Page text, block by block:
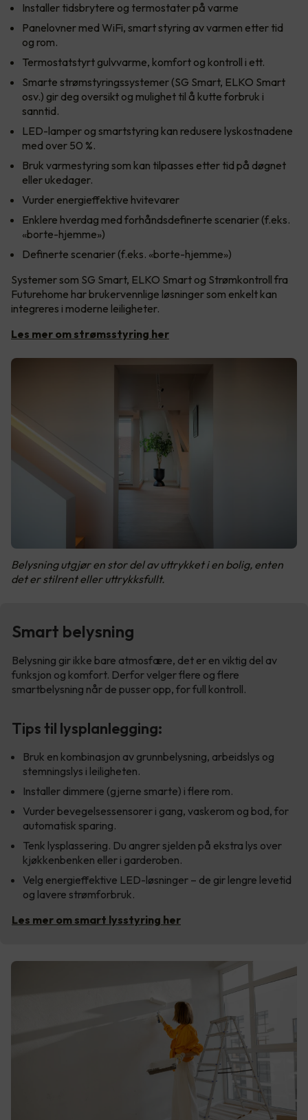
Installer tidsbrytere og termostater på varme
Panelovner med WiFi, smart styring av varmen etter tid
og rom.
Termostatstyrt gulvvarme, komfort og kontroll i ett.
Smarte strømstyringssystemer (SG Smart, ELKO Smart
osv.) gir deg oversikt og mulighet til å kutte forbruk i
sanntid.
LED-lamper og smartstyring kan redusere lyskostnadene
med over 50 %.
Bruk varmestyring som kan tilpasses etter tid på døgnet
eller ukedager.
Vurder energieffektive hvitevarer
Enklere hverdag med forhåndsdefinerte scenarier (f.eks.
«borte-hjemme»)
Definerte scenarier (f.eks. «borte-hjemme»)
Systemer som SG Smart, ELKO Smart og Strømkontroll fra
Futurehome har brukervennlige løsninger som enkelt kan
integreres i moderne leiligheter.
Les mer om strømsstyring her
Belysning utgjør en stor del av uttrykket i en bolig, enten
det er stilrent eller uttrykksfullt.
Smart belysning
Belysning gir ikke bare atmosfære, det er en viktig del av
funksjon og komfort. Derfor velger flere og flere
smartbelysning når de pusser opp, for full kontroll.
Tips til lysplanlegging:
Bruk en kombinasjon av grunnbelysning, arbeidslys og
stemningslys i leiligheten.
Installer dimmere (gjerne smarte) i flere rom.
Vurder bevegelsessensorer i gang, vaskerom og bod, for
automatisk sparing.
Tenk lysplassering. Du angrer sjelden på ekstra lys over
kjøkkenbenken eller i garderoben.
Velg energieffektive LED-løsninger – de gir lengre levetid
og lavere strømforbruk.
Les mer om smart lysstyring her